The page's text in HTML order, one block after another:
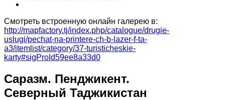
Смотреть встроенную онлайн галерею в:
http://mapfactory.tj/index.php/catalogue/drugie-
uslugi/pechat-na-printere-ch-b-lazer-f-ta-
a3/itemlist/category/37-turisticheskie-
karty#sigProId59ee8a33d0
Саразм. Пенджикент.
Северный Таджикистан